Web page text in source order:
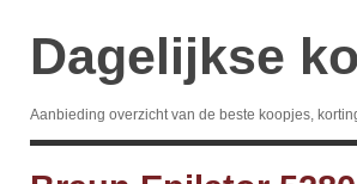
Dagelijkse
Aanbieding overzicht van de beste koopjes,